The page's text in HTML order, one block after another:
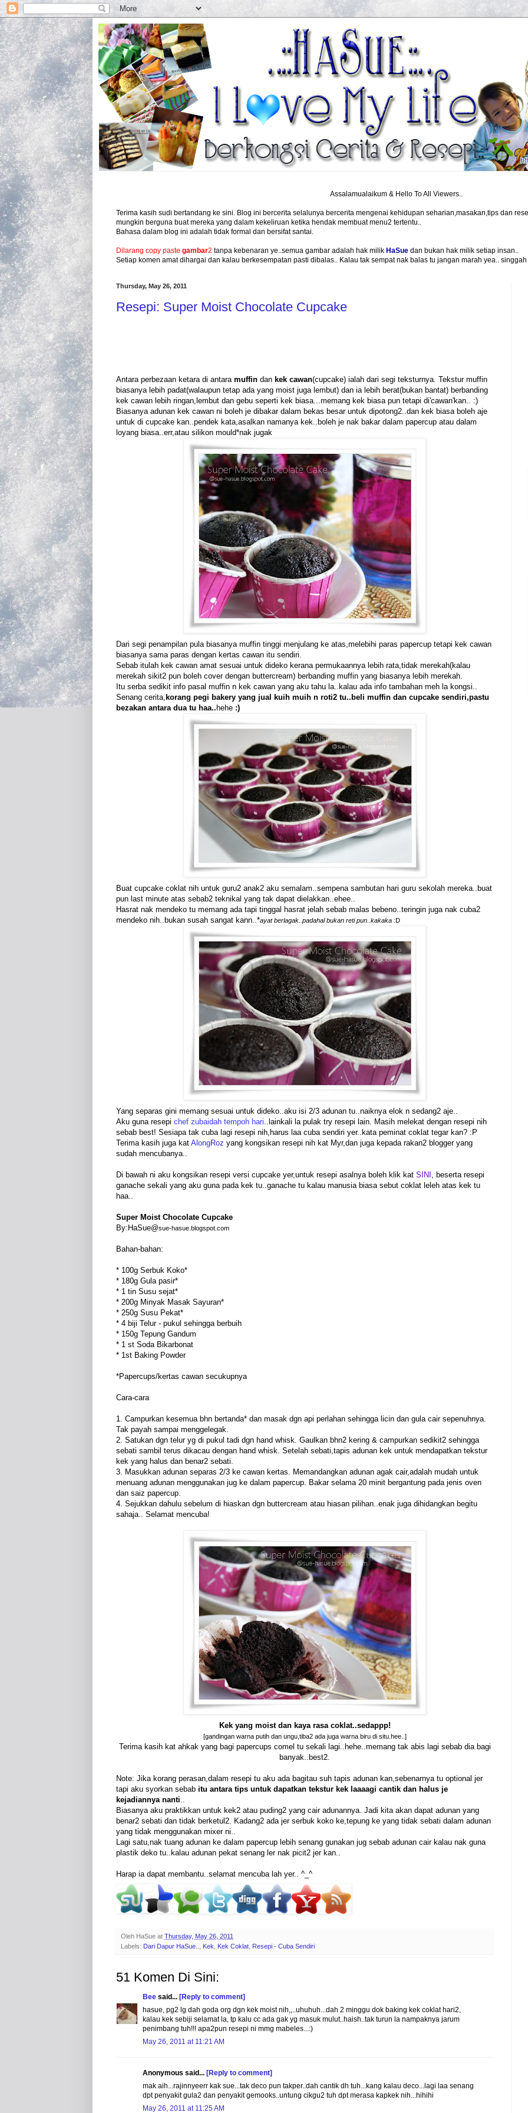
Assalamualaikum & Hello To All Viewers..
Terima kasih sudi bertandang ke sini. Blog ini bercerita selalunya bercerita mengenai kehidupan seharian,masakan,tips dan
mungkin berguna buat mereka yang dalam kekeliruan ketika hendak membuat menu2 tertentu..
Bahasa dalam blog ini adalah tidak formal dan bersifat santai.
Dilarang copy paste gambar2 tanpa kebenaran ye..semua gambar adalah hak milik HaSue dan bukan hak milik setiap insan..
Setiap komen amat dihargai dan kalau berkesempatan pasti dibalas.. Kalau tak sempat nak balas tu jangan marah yea..
Thursday, May 26, 2011
Resepi: Super Moist Chocolate Cupcake
Antara perbezaan ketara di antara muffin dan kek cawan(cupcake) ialah dari segi teksturnya. Tekstur muffin
biasanya lebih padat(walaupun tetap ada yang moist juga lembut) dan ia lebih berat(bukan bantat) berbanding
kek cawan lebih ringan,lembut dan gebu seperti kek biasa...memang kek biasa pun tetapi di'cawan'kan.. :)
Biasanya adunan kek cawan ni boleh je dibakar dalam bekas besar untuk dipotong2..dan kek biasa boleh aje
untuk di cupcake kan..pendek kata,asalkan namanya kek..boleh je nak bakar dalam papercup atau dalam
loyang biasa..err,atau silikon mould*nak jugak
Dari segi penampilan pula biasanya muffin tinggi menjulang ke atas,melebihi paras papercup tetapi kek cawan
biasanya sama paras dengan kertas cawan itu sendiri.
Sebab itulah kek cawan amat sesuai untuk dideko kerana permukaannya lebih rata,tidak merekah(kalau
merekah sikit2 pun boleh cover dengan buttercream) berbanding muffin yang biasanya lebih merekah.
Itu serba sedikit info pasal muffin n kek cawan yang aku tahu la..kalau ada info tambahan meh la kongsi..
Senang cerita, korang pegi bakery yang jual kuih muih n roti2 tu..beli muffin dan cupcake sendiri,pastu
bezakan antara dua tu haa..hehe :)
Buat cupcake coklat nih untuk guru2 anak2 aku semalam..sempena sambutan hari guru sekolah mereka..buat
pun last minute atas sebab2 teknikal yang tak dapat dielakkan..ehee..
Hasrat nak mendeko tu memang ada tapi tinggal hasrat jelah sebab malas bebeno..teringin juga nak cuba2
mendeko nih..bukan susah sangat kann..*ayat berlagak..padahal bukan reti pun..kakaka :D
Yang separas gini memang sesuai untuk dideko..aku isi 2/3 adunan tu..naiknya elok n sedang2 aje..
Aku guna resepi chef zubaidah tempoh hari ..lainkali la pulak try resepi lain. Masih melekat dengan resepi nih
sebab best! Sesiapa tak cuba lagi resepi nih,harus laa cuba sendiri yer..kata peminat coklat tegar kan? :P
Terima kasih juga kat AlongRoz yang kongsikan resepi nih kat Myr,dan juga kepada rakan2 blogger yang
sudah mencubanya..
Di bawah ni aku kongsikan resepi versi cupcake yer,untuk resepi asalnya boleh klik kat SINI , beserta resepi
ganache sekali yang aku guna pada kek tu..ganache tu kalau manusia biasa sebut coklat leleh atas kek tu
haa..
Super Moist Chocolate Cupcake
By:HaSue@sue-hasue.blogspot.com
Bahan-bahan:
* 100g Serbuk Koko*
* 180g Gula pasir*
* 1 tin Susu sejat*
* 200g Minyak Masak Sayuran*
* 250g Susu Pekat*
* 4 biji Telur - pukul sehingga berbuih
* 150g Tepung Gandum
* 1 st Soda Bikarbonat
* 1st Baking Powder
*Papercups/kertas cawan secukupnya
Cara-cara
1. Campurkan kesemua bhn bertanda* dan masak dgn api perlahan sehingga licin dan gula cair sepenuhnya.
Tak payah sampai menggelegak.
2. Satukan dgn telur yg di pukul tadi dgn hand whisk. Gaulkan bhn2 kering & campurkan sedikit2 sehingga
sebati sambil terus dikacau dengan hand whisk. Setelah sebati,tapis adunan kek untuk mendapatkan tekstur
kek yang halus dan benar2 sebati.
3. Masukkan adunan separas 2/3 ke cawan kertas. Memandangkan adunan agak cair,adalah mudah untuk
menuang adunan menggunakan jug ke dalam papercup. Bakar selama 20 minit bergantung pada jenis oven
dan saiz papercup.
4. Sejukkan dahulu sebelum di hiaskan dgn buttercream atau hiasan pilihan..enak juga dihidangkan begitu
sahaja.. Selamat mencuba!
Kek yang moist dan kaya rasa coklat..sedappp!
[gandingan warna putih dan ungu,tiba2 ada juga warna biru di situ.hee..]
Terima kasih kat ahkak yang bagi papercups comel tu sekali lagi..hehe..memang tak abis lagi sebab dia bagi
banyak..best2.
Note: Jika korang perasan,dalam resepi tu aku ada bagitau suh tapis adunan kan,sebenarnya tu optional jer
tapi aku syorkan sebab itu antara tips untuk dapatkan tekstur kek laaaagi cantik dan halus je
kejadiannya nanti
Biasanya aku praktikkan untuk kek2 atau puding2 yang cair adunannya. Jadi kita akan dapat adunan yang
benar2 sebati dan tidak berketul2. Kadang2 ada jer serbuk koko ke,tepung ke yang tidak sebati dalam adunan
yang tidak menggunakan mixer ni..
Lagi satu,nak tuang adunan ke dalam papercup lebih senang gunakan jug sebab adunan cair kalau nak guna
plastik deko tu..kalau adunan pekat senang ler nak picit2 jer kan..
Harap ia dapat membantu..selamat mencuba lah yer.. ^_^
Oleh HaSue at Thursday, May 26, 2011
Labels: Dari Dapur HaSue.. Kek Kek Coklat Resepi - Cuba Sendiri
51 Komen Di Sini:
Bee said... [Reply to comment]
hasue, pg2 lg dah goda org dgn kek moist nih,,..uhuhuh...dah 2 minggu dok baking kek coklat hari2,
kalau kek sebiji selamat la, tp kalu cc ada gak yg masuk mulut..haish..tak turun la nampaknya jarum
penimbang tuh!!! apa2pun resepi ni mmg mabeles...:)
May 26, 2011 at 11:21 AM
Anonymous said... [Reply to comment]
mak aih...rajinnyeerr kak sue...tak deco pun takper..dah cantik dh tuh...kang kalau deco...lagi laa senang
dpt penyakit gula2 dan penyakit gemooks..untung cikgu2 tuh dpt merasa kapkek nih...hihihi
May 26, 2011 at 11:25 AM